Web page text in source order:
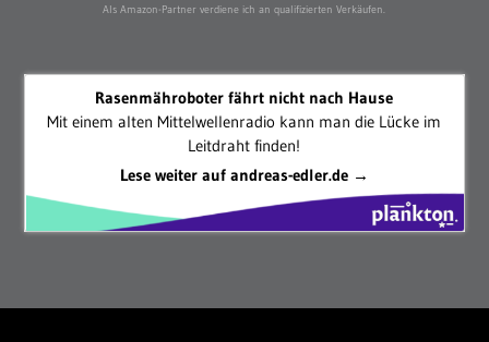
Als Amazon-Partner verdiene ich an qualifizierten Verkäufen.
Rasenmähroboter fährt nicht nach Hause
Mit einem alten Mittelwellenradio kann man die Lücke im
Leitdraht finden!
Lese weiter auf andreas-edler.de →